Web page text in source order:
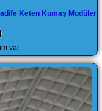
Keten Kumaş Modüler
var